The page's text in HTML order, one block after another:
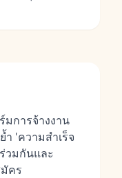
มการจ้างงาน
'ความสำเร็จ
วมกันและ
คร